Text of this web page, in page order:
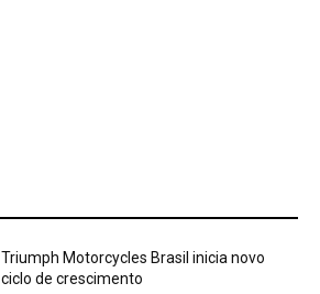
Triumph Motorcycles Brasil inicia novo
ciclo de crescimento